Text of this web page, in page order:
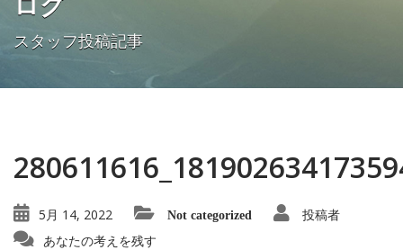
スタッフ投稿記事
5月 14, 2022 Not categorized
投稿者
あなたの考えを残す